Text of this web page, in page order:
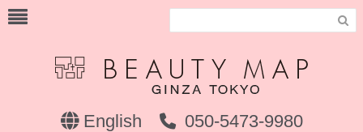

English 050-5473-9980